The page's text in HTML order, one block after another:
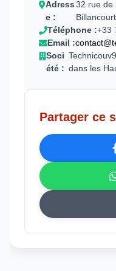
Adress
e :
32 rue de
Téléphone :+33
Email :
Soci
été : dans les
Partager ce